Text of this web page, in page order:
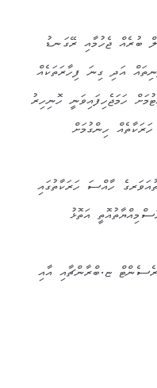
ބައިސްކަލް ބުރެއް ޖެހުމާއި ރޭގަނޑު
އަދި ގިނަ ފިހާރަތަކެއް
ފެއްޓުމަށް ހަމަޖެހިފައިވަނީ ހޮނިހިރު
ހަރަކާތެއް ހިންގުމަށް
ހާއްސަ ހަރަކާތުގައި
އަތޮޅު
ޏ.ބްރާންޗާއި އާއި